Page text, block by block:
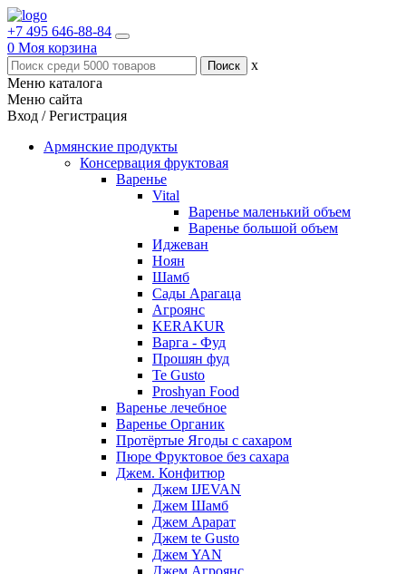
+7 495 646-88-84
0 Моя корзина
x
Меню каталога
Меню сайта
Вход / Регистрация
Армянские продукты
Консервация фруктовая
Варенье
Vital
Варенье маленький объем
Варенье большой объем
Иджеван
Ноян
Шамб
Сады Арагаца
Агроянс
KERAKUR
Варга - Фуд
Прошян фуд
Te Gusto
Proshyan Food
Варенье лечебное
Варенье Органик
Протёртые Ягоды с сахаром
Пюре Фруктовое без сахара
Джем. Конфитюр
Джем IJEVAN
Джем Шамб
Джем Арарат
Джем te Gusto
Джем YAN
Джем Агроянс